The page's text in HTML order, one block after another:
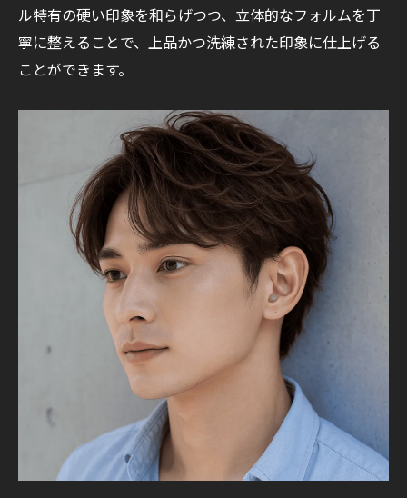
ル特有の硬い印象を和らげつつ、立体的なフォルムを丁
寧に整えることで、上品かつ洗練された印象に仕上げる
ことができます。